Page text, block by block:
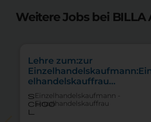
Weitere Jobs bei BILLA
Lehre zum:zur
elhandelskauffrau
Schwerpunkt Lebensmittel
s
choo
l
Einzelhandelskaufmann -
Einzelhandelskauffrau